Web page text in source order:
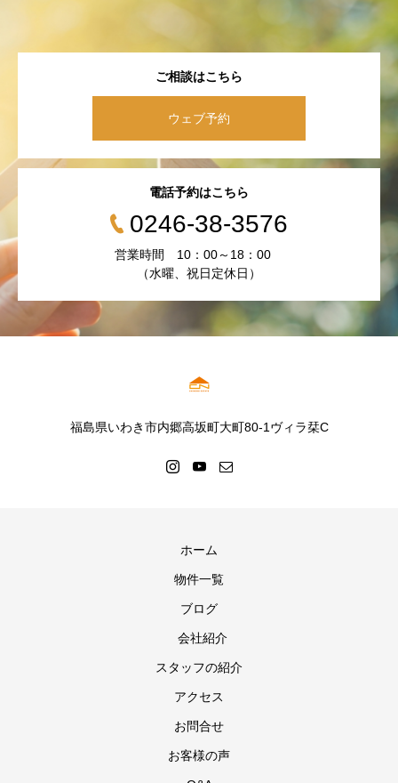
ご相談はこちら
ウェブ予約
電話予約はこちら
0246-38-3576
営業時間 10：00～18：00
（水曜、祝日定休日）
福島県いわき市内郷高坂町大町80-1ヴィラ栞C
ホーム
物件一覧
ブログ
会社紹介
スタッフの紹介
アクセス
お問合せ
お客様の声